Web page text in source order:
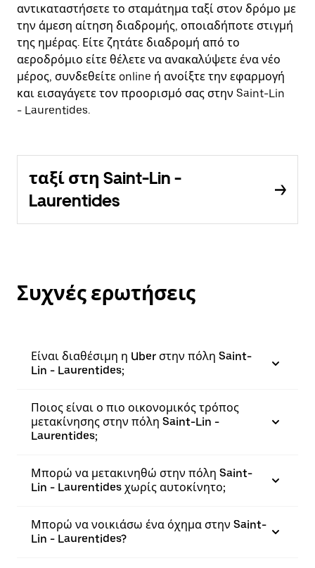
αντικαταστήσετε το σταμάτημα ταξί στον δρόμο με
την άμεση αίτηση διαδρομής, οποιαδήποτε στιγμή
της ημέρας. Είτε ζητάτε διαδρομή από το
αεροδρόμιο είτε θέλετε να ανακαλύψετε ένα νέο
μέρος, συνδεθείτε online ή ανοίξτε την εφαρμογή
και εισαγάγετε τον προορισμό σας στην Saint-Lin
- Laurentides.
ταξί στη Saint-Lin -
Laurentides
Συχνές ερωτήσεις
Είναι διαθέσιμη η Uber στην πόλη Saint-
Lin - Laurentides;
Ποιος είναι ο πιο οικονομικός τρόπος
μετακίνησης στην πόλη Saint-Lin -
Laurentides;
Μπορώ να μετακινηθώ στην πόλη Saint-
Lin - Laurentides χωρίς αυτοκίνητο;
Μπορώ να νοικιάσω ένα όχημα στην Saint-
Lin - Laurentides?